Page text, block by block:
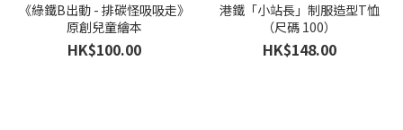
《綠鐵B出動 - 排碳怪吸吸走》
原創兒童繪本
HK$100.00
港鐵「小站長」制服造型T恤
（尺碼 100）
HK$148.00